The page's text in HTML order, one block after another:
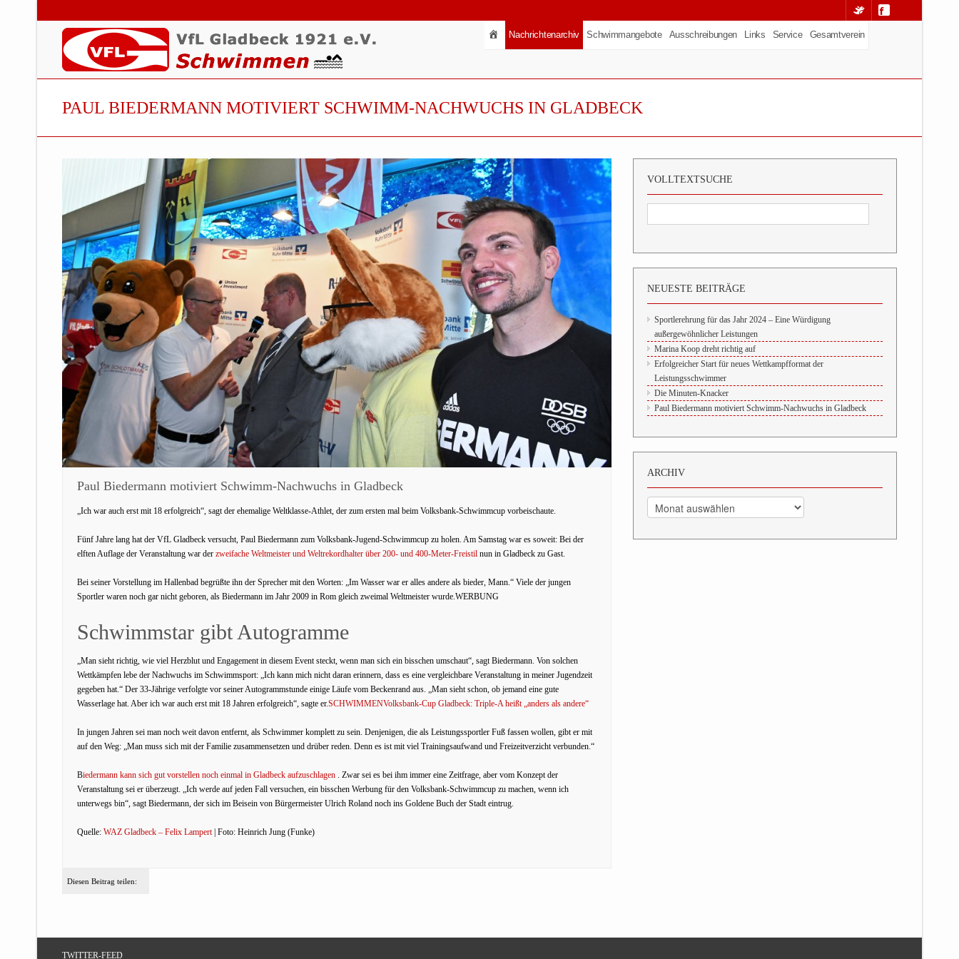
Nachrichtenarchiv Schwimmangebote Ausschreibungen Links Service Gesamtverein
PAUL BIEDERMANN MOTIVIERT SCHWIMM-NACHWUCHS IN GLADBECK
Paul Biedermann motiviert Schwimm-Nachwuchs in Gladbeck
„Ich war auch erst mit 18 erfolgreich“, sagt der ehemalige Weltklasse-Athlet, der zum ersten mal beim Volksbank-Schwimmcup vorbeischaute.
Fünf Jahre lang hat der VfL Gladbeck versucht, Paul Biedermann zum Volksbank-Jugend-Schwimmcup zu holen. Am Samstag war es soweit: Bei der
elften Auflage der Veranstaltung war der zweifache Weltmeister und Weltrekordhalter über 200- und 400-Meter-Freistil nun in Gladbeck zu Gast.
Bei seiner Vorstellung im Hallenbad begrüßte ihn der Sprecher mit den Worten: „Im Wasser war er alles andere als bieder, Mann.“ Viele der jungen
Sportler waren noch gar nicht geboren, als Biedermann im Jahr 2009 in Rom gleich zweimal Weltmeister wurde.WERBUNG
Schwimmstar gibt Autogramme
„Man sieht richtig, wie viel Herzblut und Engagement in diesem Event steckt, wenn man sich ein bisschen umschaut“, sagt Biedermann. Von solchen
Wettkämpfen lebe der Nachwuchs im Schwimmsport: „Ich kann mich nicht daran erinnern, dass es eine vergleichbare Veranstaltung in meiner Jugendzeit
gegeben hat.“ Der 33-Jährige verfolgte vor seiner Autogrammstunde einige Läufe vom Beckenrand aus. „Man sieht schon, ob jemand eine gute
Wasserlage hat. Aber ich war auch erst mit 18 Jahren erfolgreich“, sagte er.SCHWIMMENVolksbank-Cup Gladbeck: Triple-A heißt „anders als andere“
In jungen Jahren sei man noch weit davon entfernt, als Schwimmer komplett zu sein. Denjenigen, die als Leistungssportler Fuß fassen wollen, gibt er mit
auf den Weg: „Man muss sich mit der Familie zusammensetzen und drüber reden. Denn es ist mit viel Trainingsaufwand und Freizeitverzicht verbunden.“
Biedermann kann sich gut vorstellen noch einmal in Gladbeck aufzuschlagen . Zwar sei es bei ihm immer eine Zeitfrage, aber vom Konzept der
Veranstaltung sei er überzeugt. „Ich werde auf jeden Fall versuchen, ein bisschen Werbung für den Volksbank-Schwimmcup zu machen, wenn ich
unterwegs bin“, sagt Biedermann, der sich im Beisein von Bürgermeister Ulrich Roland noch ins Goldene Buch der Stadt eintrug.
Quelle: WAZ Gladbeck – Felix Lampert | Foto: Heinrich Jung (Funke)
Diesen Beitrag teilen:
VOLLTEXTSUCHE
NEUESTE BEITRÄGE
Sportlerehrung für das Jahr 2024 – Eine Würdigung
außergewöhnlicher Leistungen
Marina Koop dreht richtig auf
Erfolgreicher Start für neues Wettkampfformat der
Leistungsschwimmer
Die Minuten-Knacker
Paul Biedermann motiviert Schwimm-Nachwuchs in Gladbeck
ARCHIV
Archiv
TWITTER-FEED